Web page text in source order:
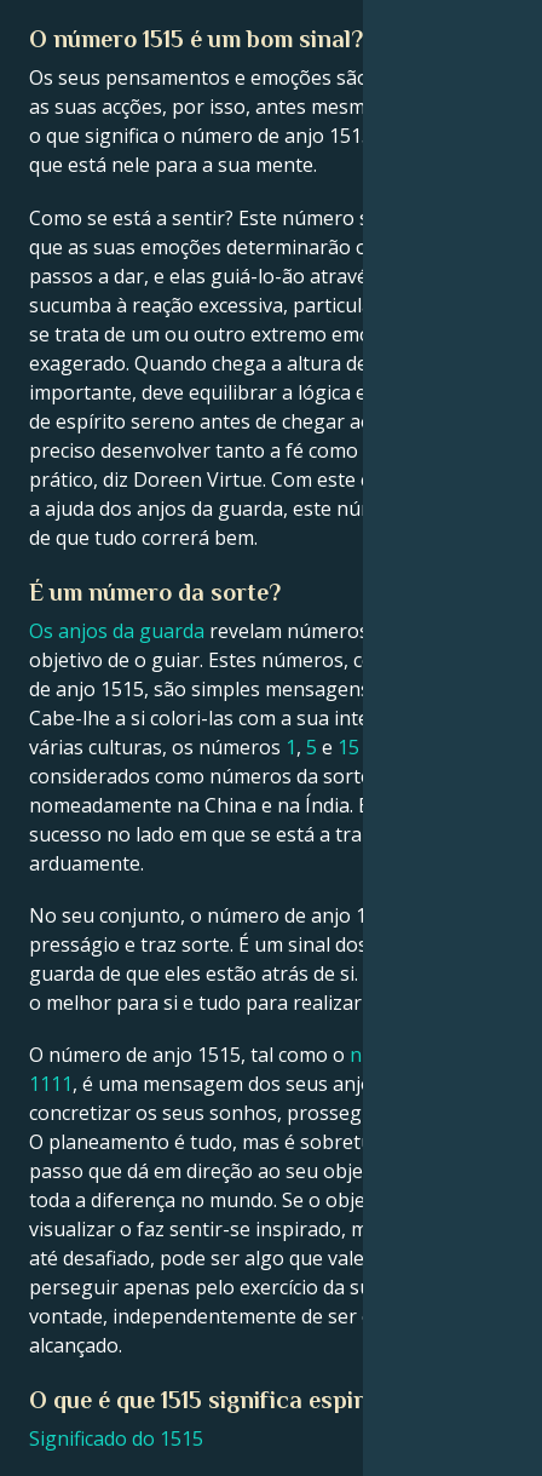
O número 1515 é um bom sinal?
Os seus pensamentos e emoções são a âncora para
as suas acções, por isso, antes mesmo de olhar para
o que significa o número de anjo 1515, considere o
que está nele para a sua mente.
Como se está a sentir? Este número significa dizer
que as suas emoções determinarão os próximos
passos a dar, e elas guiá-lo-ão através da vida. Não
sucumba à reação excessiva, particularmente quando
se trata de um ou outro extremo emocionalmente
exagerado. Quando chega a altura de decidir algo
importante, deve equilibrar a lógica e ter um estado
de espírito sereno antes de chegar ao seu veredito. É
preciso desenvolver tanto a fé como o sentido
prático, diz Doreen Virtue. Com este conhecimento e
a ajuda dos anjos da guarda, este número é um sinal
de que tudo correrá bem.
É um número da sorte?
Os anjos da guarda revelam números de anjo com o
objetivo de o guiar. Estes números, como o número
de anjo 1515, são simples mensagens vindas de cima.
Cabe-lhe a si colori-las com a sua interpretação. Em
várias culturas, os números 1, 5 e 15
considerados como números da sorte,
nomeadamente na China e na Índia. É um sinal de
sucesso no lado em que se está a trabalhar mais
arduamente.
No seu conjunto, o número de anjo 1515 é um bom
presságio e traz sorte. É um sinal dos seus anjos da
guarda de que eles estão atrás de si. Eles só desejam
o melhor para si e tudo para realizar os seus sonhos.
O número de anjo 1515, tal como o número de anjo
1111, é uma mensagem dos seus anjos que significa
concretizar os seus sonhos, prosseguindo com eles.
O planeamento é tudo, mas é sobretudo o primeiro
passo que dá em direção ao seu objetivo que faz
toda a diferença no mundo. Se o objetivo que está a
visualizar o faz sentir-se inspirado, motivado e talvez
até desafiado, pode ser algo que vale a pena
perseguir apenas pelo exercício da sua força de
vontade, independentemente de ser ou não
alcançado.
O que é que 1515 significa espiritualmente?
Significado do 1515